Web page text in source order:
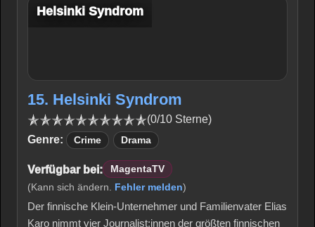
Helsinki Syndrom
15. Helsinki Syndrom
(0/10 Sterne)
Genre:
Crime Drama
Verfügbar bei:
MagentaTV
(Kann sich ändern. Fehler melden)
Der finnische Klein-Unternehmer und Familienvater Elias
Karo nimmt vier Journalist:innen der größten finnischen